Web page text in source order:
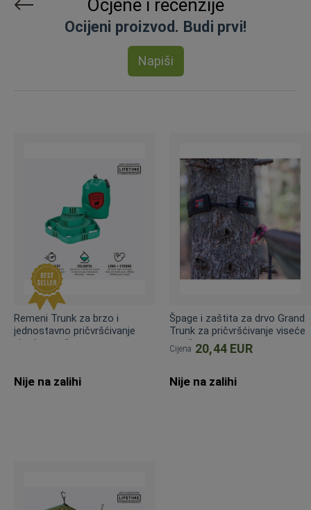
Ocjene i recenzije
Ocijeni proizvod. Budi prvi!
Napiši
Remeni Trunk za brzo i
jednostavno pričvršćivanje
viseće mreže
Nije na zalihi
Špage i zaštita za drvo Grand
Trunk za pričvršćivanje viseće
mreže
Cijena 20,44 EUR
Nije na zalihi